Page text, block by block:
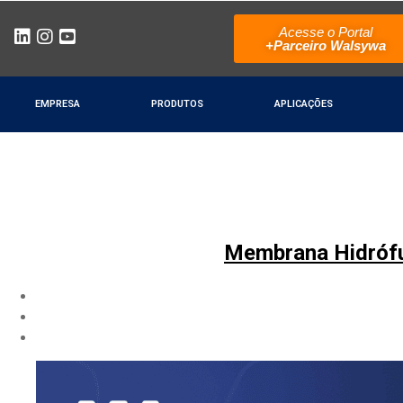
Acesse o Portal
+Parceiro Walsywa
EMPRESA PRODUTOS APLICAÇÕES
Membrana